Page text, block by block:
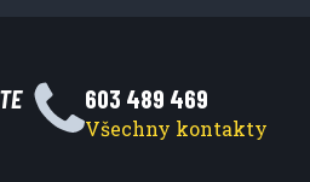
603 489 469
Všechny kontakty